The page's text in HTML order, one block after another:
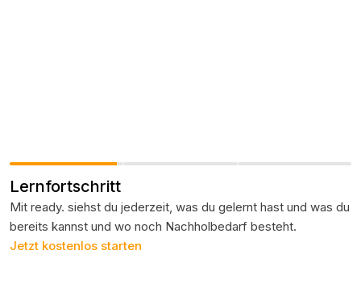
Lernfortschritt
Mit ready. siehst du jederzeit, was du gelernt hast und was du
bereits kannst und wo noch Nachholbedarf besteht.
Jetzt kostenlos starten